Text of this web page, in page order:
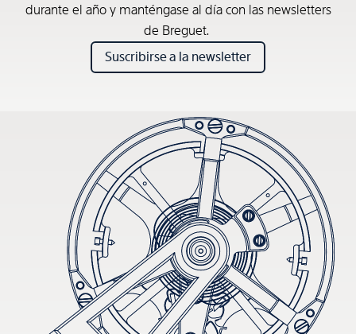
durante el año y manténgase al día con las newsletters
de Breguet.
Suscribirse a la newsletter